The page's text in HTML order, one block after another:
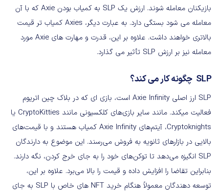
بازیکنان معامله شوند. ارزش یک SLP به کمیاب بودن Axie که با آن
معامله می شود بستگی دارد. به عبارت دیگر، Axies کمیاب تر قیمت
بالاتری خواهند داشت. علاوه بر این، قدرت و مهارت های Axie مورد
معامله نیز بر ارزش SLP تأثیر می گذارد.
SLP چگونه کار می کند؟
SLP ارز اصلی Axie Infinity است، بازی ای که در بلاک چین اتریوم
فعالیت میکند. مانند سایر بازی‌های کلکسیونی مانند CryptoKitties یا
Cryptoknights، آیتم‌های Axie Infinity کمیاب هستند و با قیمت‌های
بالایی در بازارهای ثانویه به فروش می‌رسند. این موضوع به دارندگان
SLP انگیزه می‌دهد تا توکن‌های خود را به جای خرج کردن، نگه دارند.
بنابراین تقاضا را افزایش داده و قیمت را بالا می‌برد. علاوه بر این،
توسعه دهندگان معمولاً هنگام خرید NFT های خاص با SLP به جای